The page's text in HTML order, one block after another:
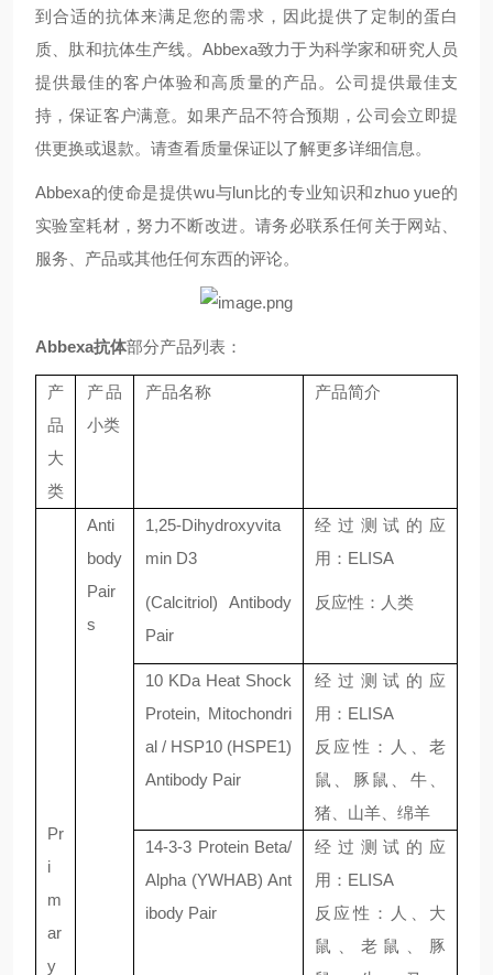
到合适的抗体来满足您的需求，因此提供了定制的蛋白
质、肽和抗体生产线。Abbexa致力于为科学家和研究人员
提供最佳的客户体验和高质量的产品。公司提供最佳支
持，保证客户满意。如果产品不符合预期，公司会立即提
供更换或退款。请查看质量保证以了解更多详细信息。
Abbexa的使命是提供wu与lun比的专业知识和zhuo yue的
实验室耗材，努力不断改进。请务必联系任何关于网站、
服务、产品或其他任何东西的评论。
Abbexa抗体部分产品列表：
产
品
大
类
产品
小类
产品名称 产品简介
Pr
i
m
ar
y
Anti
body
Pair
s
1,25-Dihydroxyvita
min D3
(Calcitriol) Antibody
Pair
经过测试的应
用： ELISA
反应性：人类
10 KDa Heat Shock
Protein, Mitochondri
al / HSP10 (HSPE1)
Antibody Pair
经过测试的应
用： ELISA
反应性：人、老
鼠、豚鼠、牛、
猪、山羊、绵羊
14-3-3 Protein Beta/
Alpha (YWHAB) Ant
ibody Pair
经过测试的应
用： ELISA
反应性：人、大
鼠、老鼠、豚